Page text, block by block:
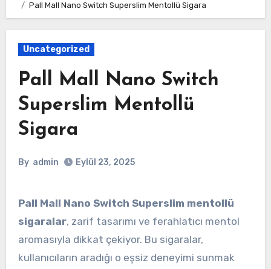
Pall Mall Nano Switch Superslim Mentollü Sigara
Uncategorized
Pall Mall Nano Switch
Superslim Mentollü
Sigara
By admin Eylül 23, 2025
Pall Mall Nano Switch Superslim mentollü
sigaralar, zarif tasarımı ve ferahlatıcı mentol
aromasıyla dikkat çekiyor. Bu sigaralar,
kullanıcıların aradığı o eşsiz deneyimi sunmak